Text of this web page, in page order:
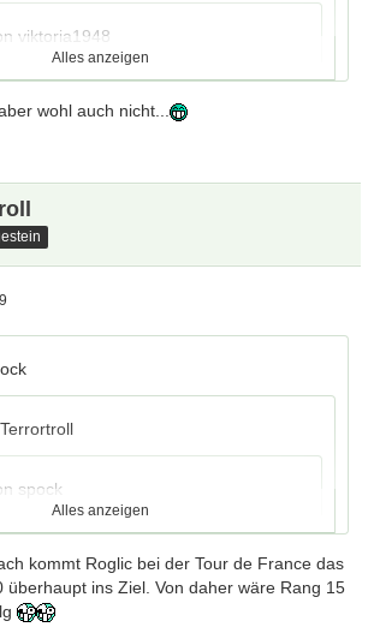
viktoria1948
€
und Werbeeinnahmen
Alles anzeigen
noch dem Team ist es aber egal. Da
fragen, in den TOP20 ist jede Position
genannten Sponsoren- und
Alles anzeigen
wohl auch nicht...
spock
3800 €
Alles anzeigen
aber wohl auch nicht...
Alles anzeigen
kommt Roglic bei der Tour de France das
überhaupt ins Ziel. Von daher wäre Rang 15